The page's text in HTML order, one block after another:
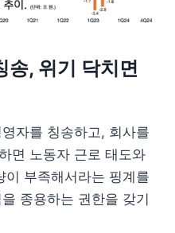
송, 위기 닥치면
자를 칭송하고, 회사를
면 노동자 근로 태도와
이 부족해서라는 핑계를
종용하는 권한을 갖기